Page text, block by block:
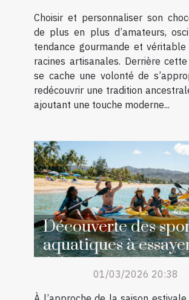
Choisir et personnaliser son
de plus en plus d’amateurs,
tendance gourmande et
racines artisanales. Derrière
se cache une volonté de
redécouvrir une tradition
ajoutant une touche moderne...
Découverte des
aquatiques à
été
01/03/2026 20:38